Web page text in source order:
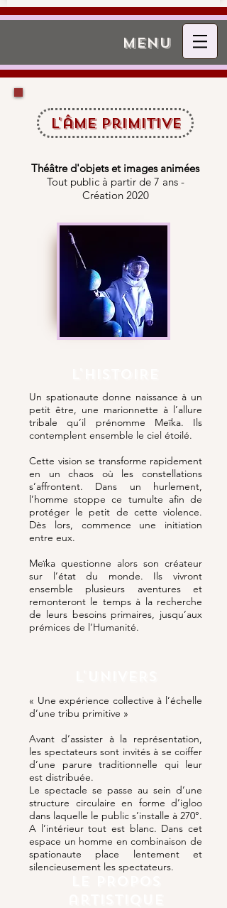
menu
L'âme primitive
Théâtre d'objets et images animées
Tout public à partir de 7 ans -
Création 2020
Un spationaute donne naissance à un
petit être, une marionnette à l’allure
tribale qu’il prénomme Meïka. Ils
contemplent ensemble le ciel étoilé.
Cette vision se transforme rapidement
en un chaos où les constellations
s’affrontent. Dans un hurlement,
l’homme stoppe ce tumulte afin de
protéger le petit de cette violence.
Dès lors, commence une initiation
entre eux.
Meïka questionne alors son créateur
sur l’état du monde. Ils vivront
ensemble plusieurs aventures et
remonteront le temps à la recherche
de leurs besoins primaires, jusqu’aux
prémices de l’Humanité.
« Une expérience collective à l’échelle
d’une tribu primitive »
Avant d’assister à la représentation,
les spectateurs sont invités à se coiffer
d’une parure traditionnelle qui leur
est distribuée.
Le spectacle se passe au sein d’une
structure circulaire en forme d’igloo
dans laquelle le public s’installe à 270°.
A l’intérieur tout est blanc. Dans cet
espace un homme en combinaison de
spationaute place lentement et
silencieusement les spectateurs.